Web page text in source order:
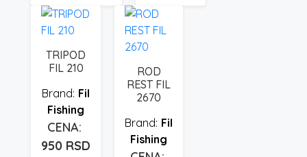
TRIPOD
FIL 210
Fil
Fishing
950 RSD
ROD
REST FIL
2670
Fil
Fishing